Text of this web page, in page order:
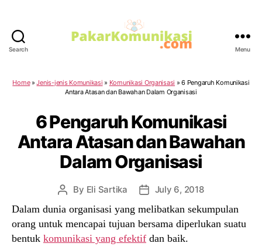
Search Menu
Home»Jenis-jenis Komunikasi » Komunikasi Organisasi »6 Pengaruh Komunikasi
Antara Atasan dan Bawahan Dalam Organisasi
6 Pengaruh Komunikasi
Antara Atasan dan Bawahan
Dalam Organisasi
Post
By Eli Sartika
Post
date
July 6, 2018
Dalam dunia organisasi yang melibatkan sekumpulan
orang untuk mencapai tujuan bersama diperlukan suatu
bentuk komunikasi yang efektif dan baik.